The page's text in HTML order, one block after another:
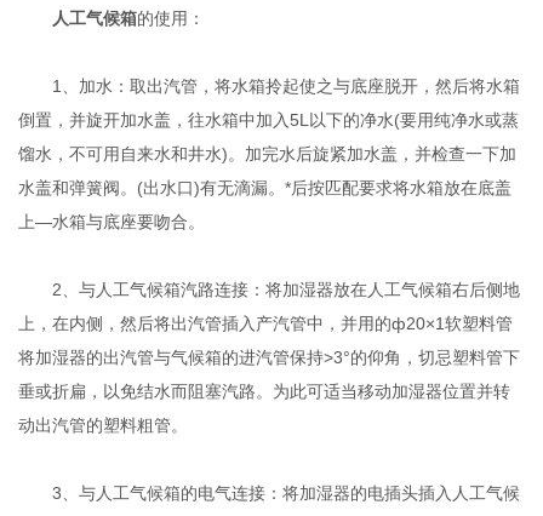
人工气候箱的使用：
1、加水：取出汽管，将水箱拎起使之与底座脱开，然后将水箱
倒置，并旋开加水盖，往水箱中加入5L以下的净水(要用纯净水或蒸
馏水，不可用自来水和井水)。加完水后旋紧加水盖，并检查一下加
水盖和弹簧阀。(出水口)有无滴漏。*后按匹配要求将水箱放在底盖
上—水箱与底座要吻合。
2、与人工气候箱汽路连接：将加湿器放在人工气候箱右后侧地
上，在内侧，然后将出汽管插入产汽管中，并用的ф20×1软塑料管
将加湿器的出汽管与气候箱的进汽管保持>3°的仰角，切忌塑料管下
垂或折扁，以免结水而阻塞汽路。为此可适当移动加湿器位置并转
动出汽管的塑料粗管。
3、与人工气候箱的电气连接：将加湿器的电插头插入人工气候